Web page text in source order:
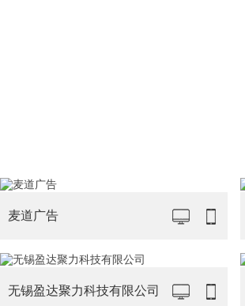
麦道广告
无锡盈达聚力科技有限公司